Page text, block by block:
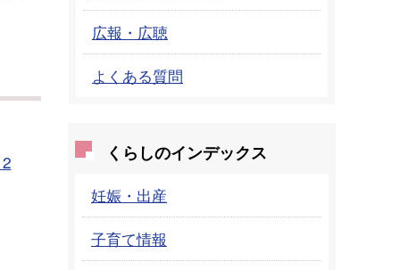
広報・広聴
よくある質問
くらしのインデックス
妊娠・出産
子育て情報